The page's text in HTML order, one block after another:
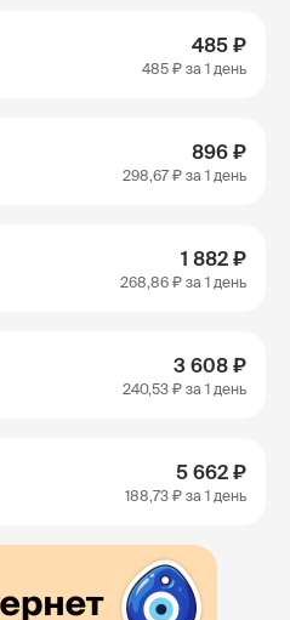
485 ₽
485 ₽ за 1 день
896 ₽
298,67 ₽ за 1 день
1 882 ₽
268,86 ₽ за 1 день
3 608 ₽
240,53 ₽ за 1 день
5 662 ₽
188,73 ₽ за 1 день